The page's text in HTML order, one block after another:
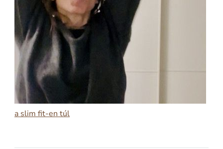
a slim fit-en túl